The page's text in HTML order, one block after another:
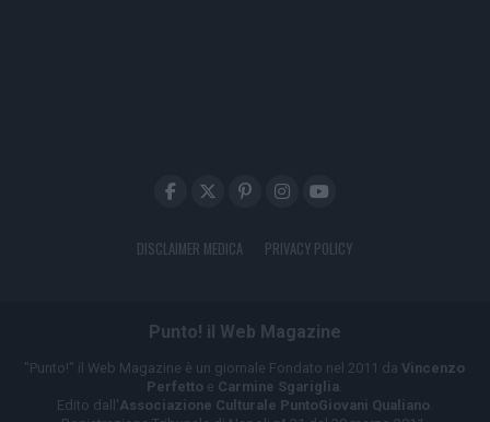
DISCLAIMER MEDICA PRIVACY POLICY
Punto! il Web Magazine
"Punto!" il Web Magazine è un giornale Fondato nel 2011 da Vincenzo
Perfetto e Carmine Sgariglia.
Edito dall'Associazione Culturale PuntoGiovani Qualiano.